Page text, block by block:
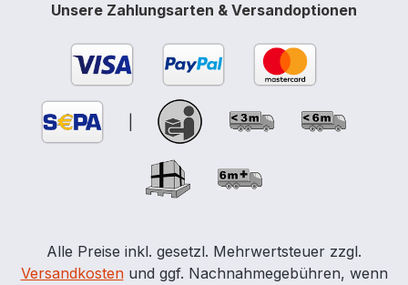
Unsere Zahlungsarten & Versandoptionen
Alle Preise inkl. gesetzl. Mehrwertsteuer zzgl.
Versandkostenund ggf. Nachnahmegebühren, wenn